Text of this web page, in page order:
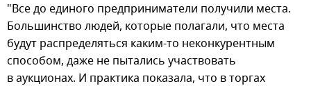
"Все до единого предприниматели получили места.
Большинство людей, которые полагали, что места
будут распределяться каким-то неконкурентным
способом, даже не пытались участвовать
в аукционах. И практика показала, что в торгах